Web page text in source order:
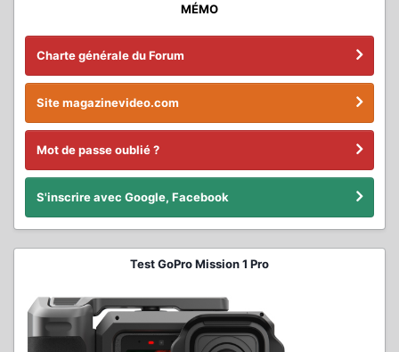
MÉMO
Charte générale du Forum
Site magazinevideo.com
Mot de passe oublié ?
S'inscrire avec Google, Facebook
Test GoPro Mission 1 Pro